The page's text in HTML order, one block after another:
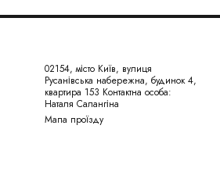
02154, місто Київ, вулиця
Русанівська набережна, будинок 4,
квартира 153 Контактна особа:
Наталя Салангіна
Мапа проїзду